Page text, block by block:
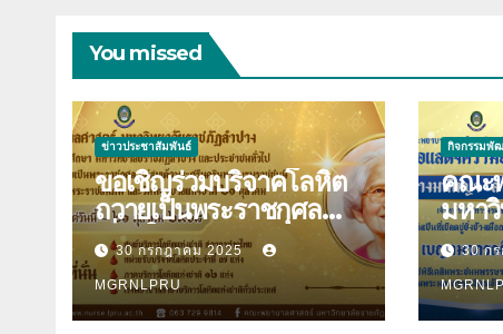
You missed
ข่าวประชาสัมพันธ์
ขอเชิญร่วมบริจาคโลหิต
ถวายเป็นพระราชกุศล
เนื่องในวันคล้ายวันพระ
ราชสมภพสมเด็จพระศรี
นครินทราบรมราชชนนี
และวันพยาบาลแห่งชาติ
30 กรกฎาคม 2025
MGRNLPRU
กิจกรรมพั
คณะ
มหา
ลำปาง ขอแสด
ยินดี
ปินต
พระ
30 ก